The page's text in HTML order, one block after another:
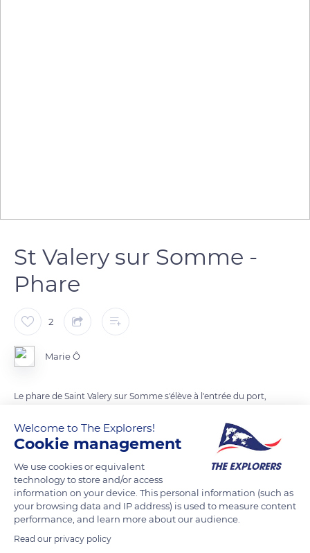
St Valery sur Somme -
Phare
2
Marie Ô
Le phare de Saint Valery sur Somme s'élève à l'entrée du port,
Somme.
L'ancien feu, allumé en 1893 et détruit en 1944, était un feu fixe
rouge de port monté sur une cabane en tôle. Élevé à 6,4
mètres de haut, il avait une portée de 3 milles.
Le feu actuel à éclats rouges de 4 secondes s'élève à 6 mètres
de haut, a une portée de 9 milles.
Welcome to The Explorers!
Cookie management
We use cookies or equivalent
technology to store and/or access
information on your device. This personal information (such as
your browsing data and IP address) is used to measure content
performance, and learn more about our audience.
Read our privacy policy